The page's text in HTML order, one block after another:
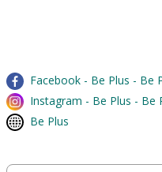
Facebook - Be Plus - Be
Instagram - Be Plus - Be
Be Plus